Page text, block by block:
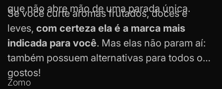
que não abre mão de uma parada única.
Se você curte aromas frutados, doces e
leves, com certeza ela é a marca mais
indicada para você. Mas elas não param aí:
também possuem alternativas para todos os
gostos!
Zomo